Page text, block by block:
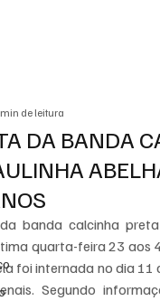
DA BANDA
de leitura
banda calcinha preta
quarta-feira 23 aos
foi internada no dia 11
Segundo